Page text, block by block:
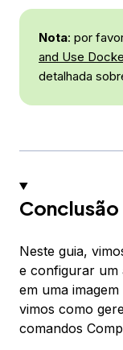
Nota: por
and Use
detalhada
Conclusão
Neste guia,
e configurar um
em uma
vimos como
comandos